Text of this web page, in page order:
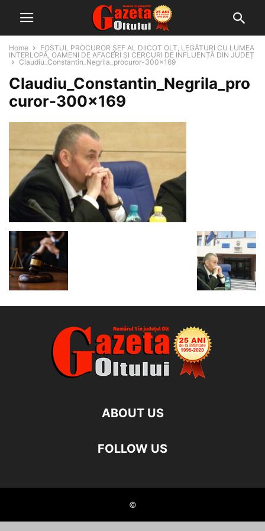
Home
FOSTUL PROCUROR ȘEF AL DIICOT OLT, LEGĂTURI CU LUMEA
INTERLOPĂ, OAMENI DE AFACERI ȘI CERCURI DE INFLUENȚĂ DIN JUDEȚ
Claudiu_Constantin_Negrila_procuror-300x169
Claudiu_Constantin_Negrila_pro
curor-300×169
ABOUT US
FOLLOW US
©